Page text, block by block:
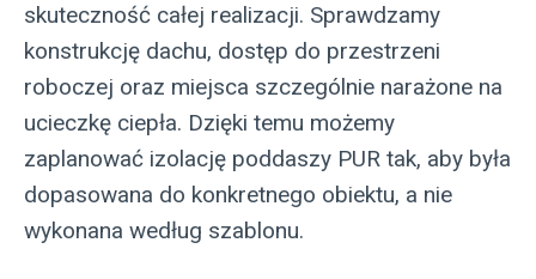
skuteczność całej realizacji. Sprawdzamy
konstrukcję dachu, dostęp do przestrzeni
roboczej oraz miejsca szczególnie narażone na
ucieczkę ciepła. Dzięki temu możemy
zaplanować izolację poddaszy PUR tak, aby była
dopasowana do konkretnego obiektu, a nie
wykonana według szablonu.